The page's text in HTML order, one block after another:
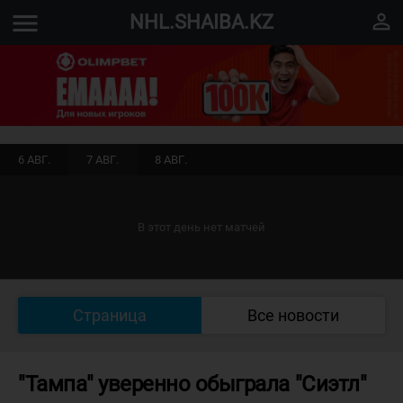
menu NHL.SHAIBA.KZ perm_identity
6 АВГ. 7 АВГ. 8 АВГ.
В этот день нет матчей
Страница Все новости
"Тампа" уверенно обыграла "Сиэтл"